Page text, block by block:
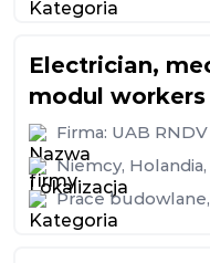
Electrician,
modul workers
Firma: UAB
Niemcy, Holandia,
Prace budowlane,